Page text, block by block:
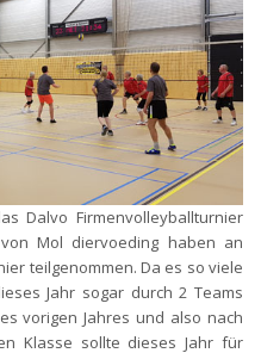
Dalvo Firmenvolleyballturnier
Mol diervoeding haben an
teilgenommen. Da es so viele
Jahr sogar durch 2 Teams
vorigen Jahres und also nach
Klasse sollte dieses Jahr für